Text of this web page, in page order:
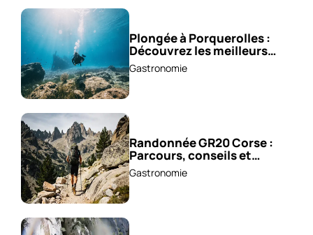
Plongée à Porquerolles :
Découvrez les meilleurs
spots !
Gastronomie
Randonnée GR20 Corse :
Parcours, conseils et
astuces !
Gastronomie